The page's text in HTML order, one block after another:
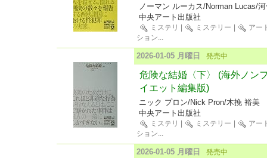
ノーマン ルーカス/Norman Lucas/
中央アート出版社
ミステリ ミステリー
アー
ション...
2026-01-05 月曜日 発売中
危険な結婚〈下〉 (海外ノン
イエット編集版)
ニック プロン/Nick Pron/木挽 裕美
中央アート出版社
ミステリ ミステリー
アー
ション...
2026-01-05 月曜日 発売中